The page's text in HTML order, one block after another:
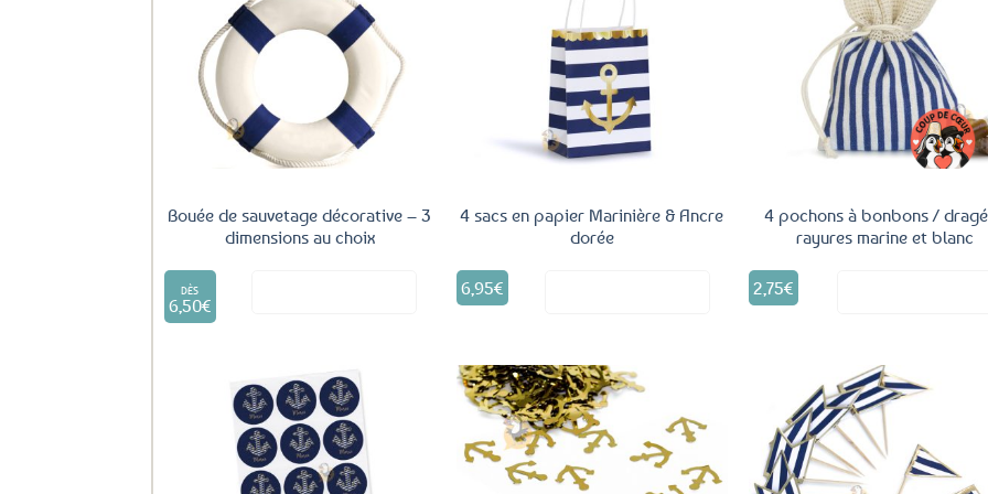
Ajouter
aux
favoris
Bouée de sauvetage décorative – 3
dimensions au choix
DÈS
6,50€
Ce
options
peuvent
être
choisies
4 sacs en papier Marinière & Ancre
dorée
6,95€
4 pochons à bonbons /
rayures marine et blanc
2,75€
aux
favoris